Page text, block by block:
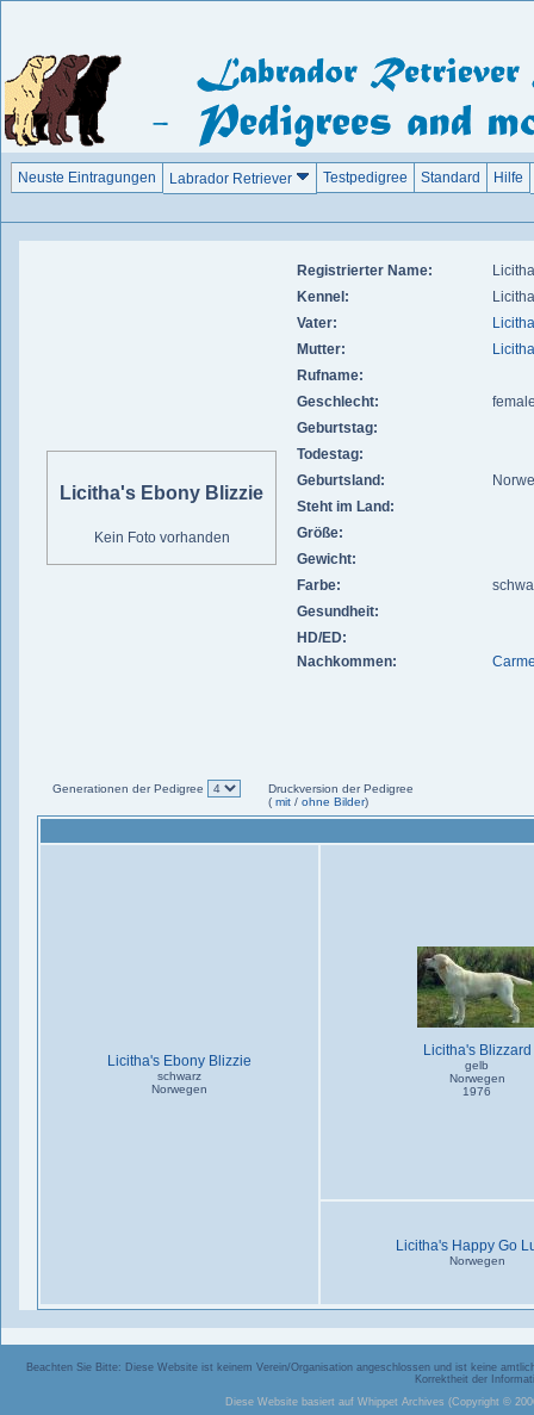
Neuste Eintragungen Labrador Retriever Testpedigree Standard Hilfe
Licitha's Ebony Blizzie
Kein Foto vorhanden
Registrierter Name:
Kennel:
Vater:
Mutter:
Rufname:
Geschlecht:
Geburtstag:
Todestag:
Geburtsland:
Steht im Land:
Größe:
Gewicht:
Farbe:
Gesundheit:
HD/ED:
Nachkommen:
Generationen der Pedigree
Druckversion der Pedigree
( mit / ohne Bilder)
Licitha's Ebony Blizzie
schwarz
Norwegen
Licitha's Blizzard
gelb
Norwegen
1976
Licitha's Happy Go
Norwegen
Beachten Sie Bitte: Diese Website ist keinem Verein/Organisation angeschlossen und ist keine
Korrektheit der
Diese Website basiert auf Whippet Archives (Copyright ©